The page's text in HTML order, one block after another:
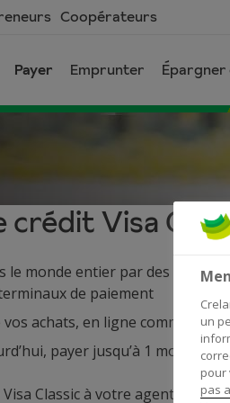
Coopérateurs
Payer Emprunter
crédit Visa
le monde entier par des millions
de paiement
achats, en ligne comme en
payer jusqu’à 1 mois plus
Classic à votre agent
un
pour
pas